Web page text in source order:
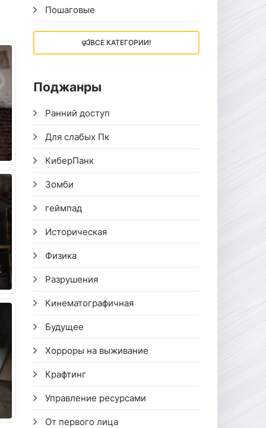
Пошаговые
ВСЕ КАТЕГОРИИ!
Поджанры
Ранний доступ
Для слабых Пк
КиберПанк
Зомби
геймпад
Историческая
Физика
Разрушения
Кинематографичная
Будущее
Хорроры на выживание
Крафтинг
Управление ресурсами
От первого лица